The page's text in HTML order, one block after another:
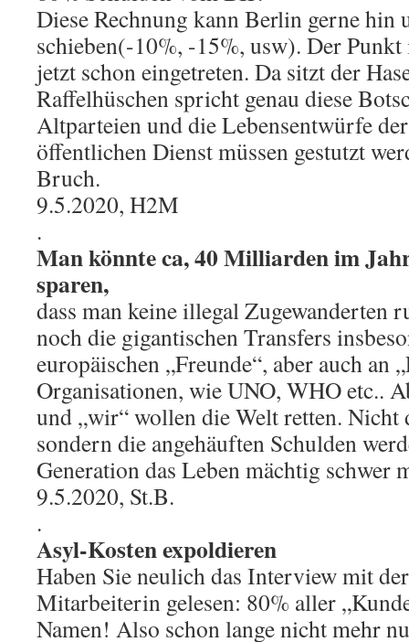
Diese Rechnung kann Berlin gerne hin
schieben(-10%, -15%, usw). Der
jetzt schon eingetreten. Da sitzt der
Raffelhüschen spricht genau diese
Altparteien und die Lebensentwürfe
öffentlichen Dienst müssen gestutzt
Bruch.
9.5.2020, H2M
.
Man könnte ca, 40 Milliarden im
sparen,
dass man keine illegal Zugewanderten
noch die gigantischen Transfers
europäischen „Freunde“, aber auch an
Organisationen, wie UNO, WHO etc..
und „wir“ wollen die Welt retten. Nicht
sondern die angehäuften Schulden
Generation das Leben mächtig schwer
9.5.2020, St.B.
.
Asyl-Kosten expoldieren
Haben Sie neulich das Interview mit
Mitarbeiterin gelesen: 80% aller
Namen! Also schon lange nicht mehr